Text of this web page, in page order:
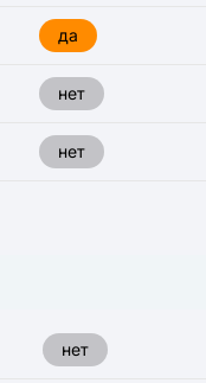
да
нет
нет
нет